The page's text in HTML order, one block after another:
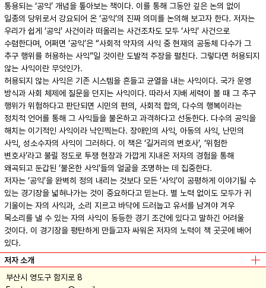
통용되는 ‘공익’ 개념을 톺아보는 책이다. 이를 통해 그동안 깊은 논의 없이
일종의 당위로서 강요되어 온 ‘공익’의 진짜 의미를 논의해 보고자 한다. 저자는
우리가 쉽게 ‘공익’ 사건이라 떠올리는 사건조차도 모두 ‘사익’ 사건으로
수렴한다며, 어쩌면 ‘공익’은 “사회적 약자의 사익 중 현재의 공동체 다수가 그
추구 행위를 허용하는 사익”일 것이란 도발적 주장을 펼친다. 그렇다면 허용되지
않는 사익이란 무엇인가.
허용되지 않는 사익은 기존 시스템을 흔들고 균열을 내는 사익이다. 국가 운영
방식과 사회 체제에 질문을 던지는 사익이다. 따라서 지배 세력이 볼 때 그 추구
행위가 위험하다고 판단되면 시민의 편의, 사회적 합의, 다수의 행복이라는
정치적 언어를 통해 그 사익들을 불온하고 과격하다고 선동한다. 다수의 공익을
해치는 이기적인 사익이라 낙인찍는다. 장애인의 사익, 아동의 사익, 난민의
사익, 성소수자의 사익이 그러하다. 이 책은 ‘길거리의 변호사’, ‘위험한
변호사’라고 불릴 정도로 투쟁 현장과 가깝게 지내온 저자의 경험을 통해
왜곡되고 둔갑된 ‘불온한 사익’들의 얼굴을 조명하는 데 집중한다.
저자는 ‘공익’을 완벽히 정의 내리는 것보다 모든 ‘사익’이 공평하게 이야기될 수
있는 경기장을 넓혀나가는 것이 중요하다고 믿는다. 별 노력 없이도 모두가 귀
기울이는 자의 사익과, 소리 지르고 바닥에 드러눕고 유서를 남겨야 겨우
목소리를 낼 수 있는 자의 사익이 동등한 경기 조건에 있다고 말하긴 어려울
것이다. 이 경기장을 평탄하게 만들고자 싸워온 저자의 노력이 책 곳곳에 배어
있다.
저자 소개
부산시 영도구 함지로 8